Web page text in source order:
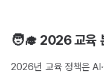
🧑‍🎓 2026 교육
2026년 교육 정책은